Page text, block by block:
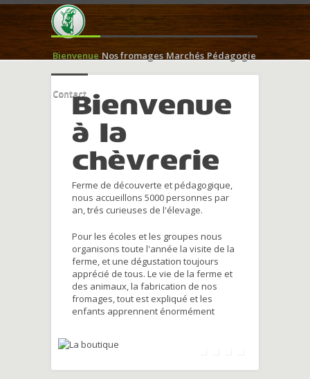
Bienvenue Nos fromages Marchés Pédagogie
ContactBienvenue
à la
chèvrerie
Ferme de découverte et pédagogique,
nous accueillons 5000 personnes par
an, trés curieuses de l'élevage.
Pour les écoles et les groupes nous
organisons toute l'année la visite de la
ferme, et une dégustation toujours
apprécié de tous. Le vie de la ferme et
des animaux, la fabrication de nos
fromages, tout est expliqué et les
enfants apprennent énormément